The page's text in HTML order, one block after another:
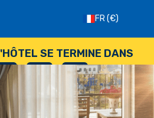
FR(€)
SE TERMINE DANS
: --
SECONDES